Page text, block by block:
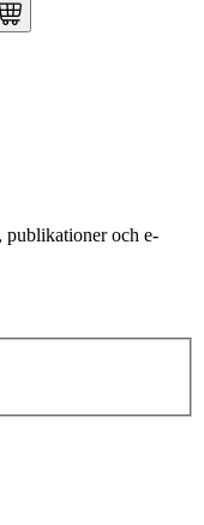
och e-